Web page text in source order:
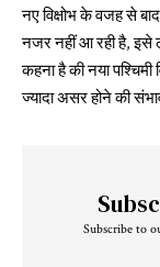
नए विक्षोभ के वजह से
नजर नहीं आ रही है, इसे
कहना है की नया पश्चिमी
ज्यादा असर होने की
Subscribe to